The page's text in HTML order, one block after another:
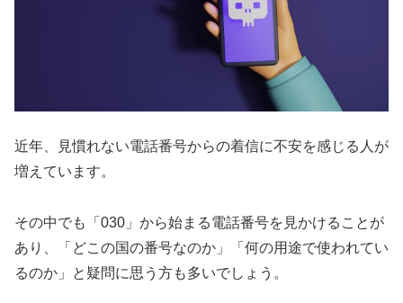
近年、見慣れない電話番号からの着信に不安を感じる人が
増えています。
その中でも「030」から始まる電話番号を見かけることが
あり、「どこの国の番号なのか」「何の用途で使われてい
るのか」と疑問に思う方も多いでしょう。